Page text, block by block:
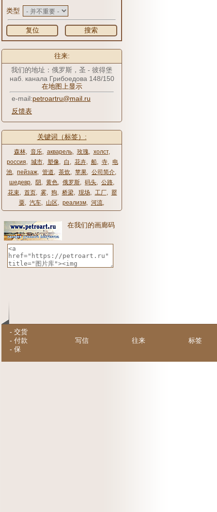
类型
复位 搜索
往来:
我们的地址：俄罗斯，圣 - 彼得堡
наб. канала Грибоедова 148/150
在地图上显示
e-mail:petroartru@mail.ru
反馈表
关键词（标签）:
森林, 音乐, акварель, 玫瑰, холст,
россия, 城市, 塑像, 白 , 花卉, 船, 寺, 电
池, пейзаж, 管道, 茶炊, 苹果, 公司简介,
шедевр, 阴 , 黄色, 俄罗斯, 码头, 公路,
花束, 首页, 雾, 狗, 桥梁, 现场, 工厂, 罂
粟, 汽车, 山区, реализм, 河流,
在我们的画廊码
- 交货
- 付款
- 保
写信 往来 标签